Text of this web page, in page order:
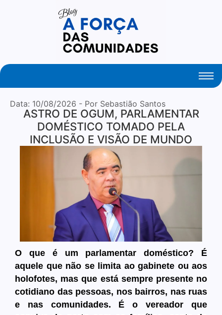
Your Daily Source of Fresh Articles
Data: 10/08/2026 - Por Sebastião Santos
ASTRO DE OGUM, PARLAMENTAR
DOMÉSTICO TOMADO PELA
INCLUSÃO E VISÃO DE MUNDO
O que é um parlamentar doméstico? É
aquele que não se limita ao gabinete ou aos
holofotes, mas que está sempre presente no
cotidiano das pessoas, nos bairros, nas ruas
e nas comunidades. É o vereador que